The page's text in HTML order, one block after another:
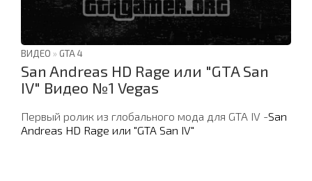
ВИДЕО » GTA 4
San Andreas HD Rage или "GTA San
IV" Видео №1 Vegas
Первый ролик из глобального мода для GTA IV -San
Andreas HD Rage или "GTA San IV"